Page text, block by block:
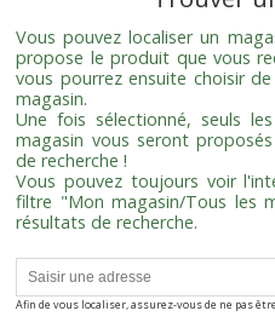
Vous pouvez localiser un
propose le produit que vous
vous pourrez ensuite choisir
magasin.
Une fois sélectionné, seuls
magasin vous seront
de recherche !
Vous pouvez toujours voir
filtre "Mon magasin/Tous les
résultats de recherche.
Afin de vous localiser, assurez-vous de ne pas